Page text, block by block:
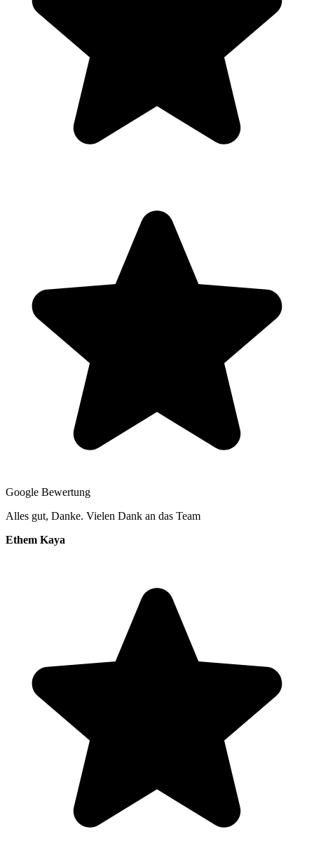
Google Bewertung
Alles gut, Danke. Vielen Dank an das Team
Ethem Kaya